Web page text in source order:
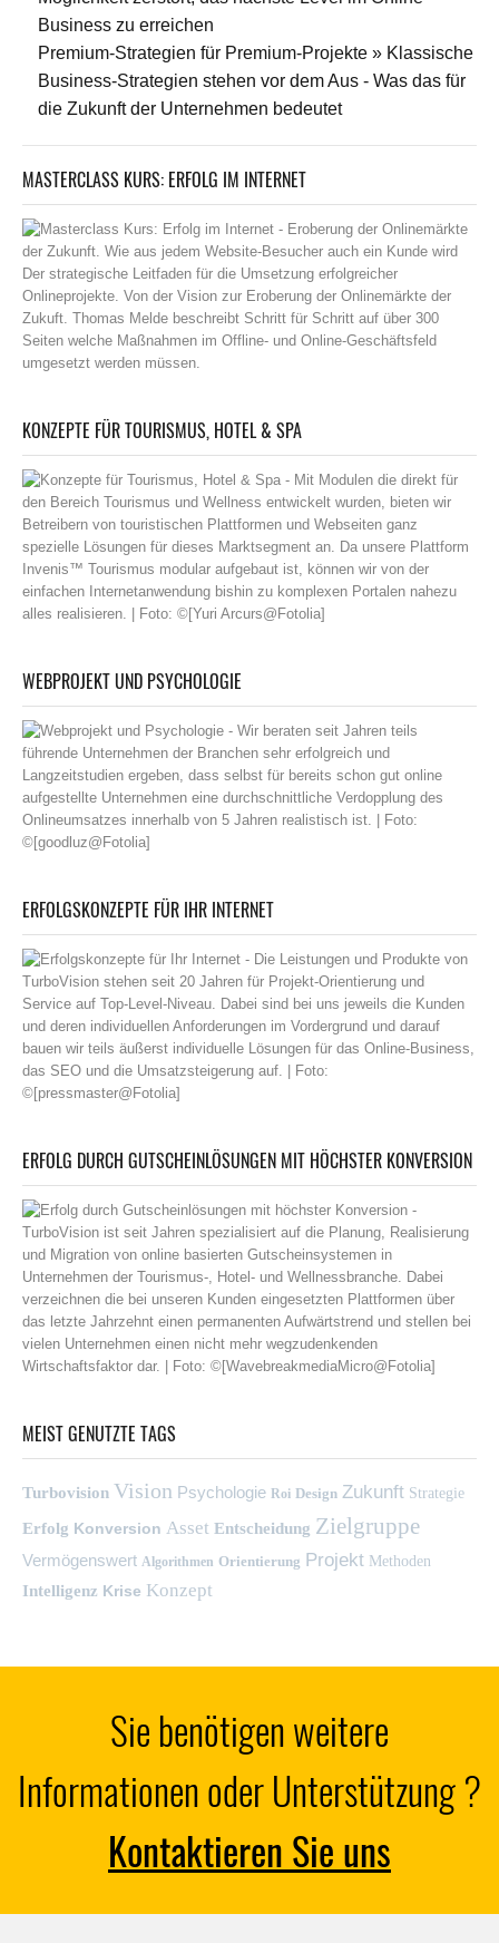
Business zu erreichen
Premium-Strategien für Premium-Projekte » Klassische
Business-Strategien stehen vor dem Aus - Was das für
die Zukunft der Unternehmen bedeutet
MASTERCLASS KURS: ERFOLG IM INTERNET
KONZEPTE FÜR TOURISMUS, HOTEL & SPA
WEBPROJEKT UND PSYCHOLOGIE
ERFOLGSKONZEPTE FÜR IHR INTERNET
ERFOLG DURCH GUTSCHEINLÖSUNGEN MIT HÖCHSTER KONVERSION
MEIST GENUTZTE TAGS
Turbovision Vision Psychologie Roi Design Zukunft Strategie
Erfolg Konversion Asset Entscheidung Zielgruppe
Vermögenswert Algorithmen Orientierung Projekt Methoden
Intelligenz Krise Konzept
Sie benötigen weitere
Informationen oder Unterstützung ?
Kontaktieren Sie uns